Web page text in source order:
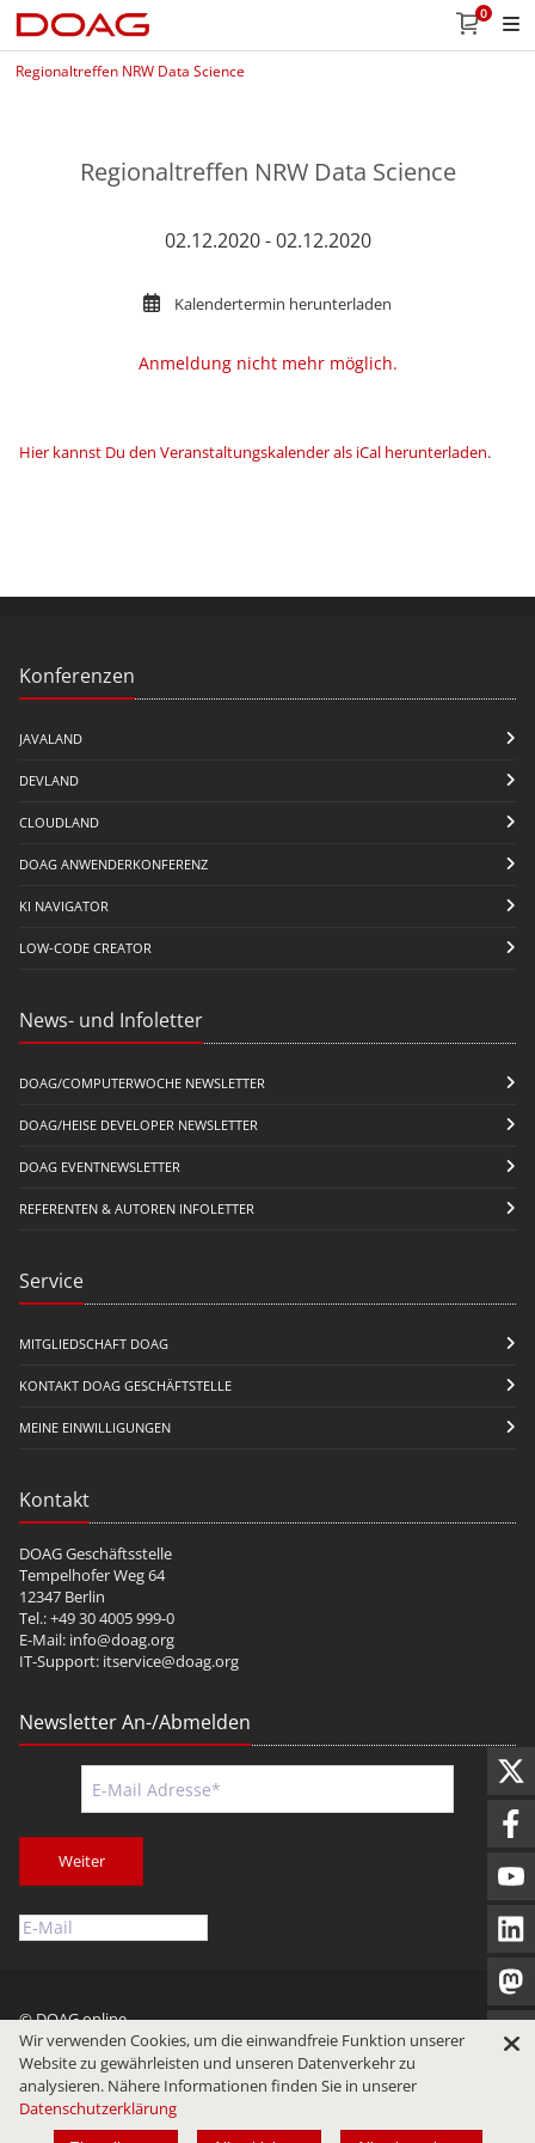
0
Regionaltreffen NRW Data Science
Regionaltreffen NRW Data Science
02.12.2020 - 02.12.2020
Kalendertermin herunterladen
Anmeldung nicht mehr möglich.
Hier kannst Du den Veranstaltungskalender als iCal herunterladen.
Konferenzen
JAVALAND
DEVLAND
CLOUDLAND
DOAG ANWENDERKONFERENZ
KI NAVIGATOR
LOW-CODE CREATOR
News- und Infoletter
DOAG/COMPUTERWOCHE NEWSLETTER
DOAG/HEISE DEVELOPER NEWSLETTER
DOAG EVENTNEWSLETTER
REFERENTEN & AUTOREN INFOLETTER
Service
MITGLIEDSCHAFT DOAG
KONTAKT DOAG GESCHÄFTSTELLE
MEINE EINWILLIGUNGEN
Kontakt
DOAG Geschäftsstelle
Tempelhofer Weg 64
12347 Berlin
Tel.: +49 30 4005 999-0
E-Mail: info@doag.org
IT-Support: itservice@doag.org
Newsletter An-/Abmelden
Weiter
© DOAG online
Impressum
Datenschutz Nutzungsbedingungen
Wir verwenden Cookies, um die einwandfreie Funktion unserer
Website zu gewährleisten und unseren Datenverkehr zu
analysieren. Nähere Informationen finden Sie in unserer
Datenschutzerklärung